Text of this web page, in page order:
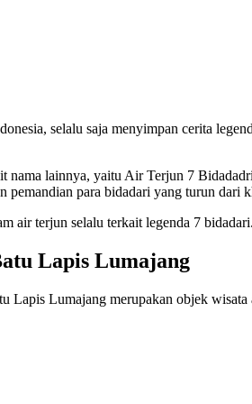
selalu saja menyimpan cerita
lainnya, yaitu Air Terjun 7
para bidadari yang turun dari
air terjun selalu terkait legenda 7 bidadari.
Lapis Lumajang
Lumajang merupakan objek wisata